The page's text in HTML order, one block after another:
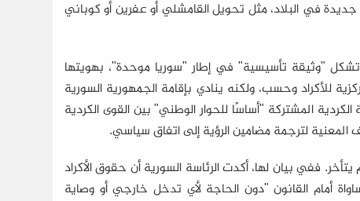
في البلاد، مثل تحويل القامشلي أو عفرين أو كوباني
تشكل "وثيقة تأسيسية" في إطار "سوريا موحدة"، بهويتها
للأكراد وحسب، ولكنه ينادي بإقامة الجمهورية السورية
المشتركة "أساسًا للحوار الوطني" بين القوى الكردية
المعنية لترجمة مضامين الرؤية إلى اتفاق سياسي.
ففي بيان لها، أكدت الرئاسة السورية أن حقوق الأكراد
أمام القانون "دون الحاجة لأي تدخل خارجي أو وصاية